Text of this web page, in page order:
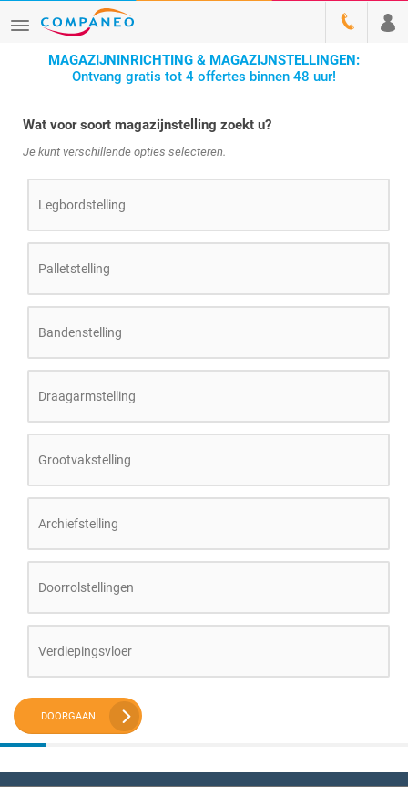
MAGAZIJNINRICHTING & MAGAZIJNSTELLINGEN:
Ontvang gratis tot 4 offertes binnen 48 uur!
Wat voor soort magazijnstelling zoekt u?
Je kunt verschillende opties selecteren.
Legbordstelling
Palletstelling
Bandenstelling
Draagarmstelling
Grootvakstelling
Archiefstelling
Doorrolstellingen
Verdiepingsvloer
DOORGAAN